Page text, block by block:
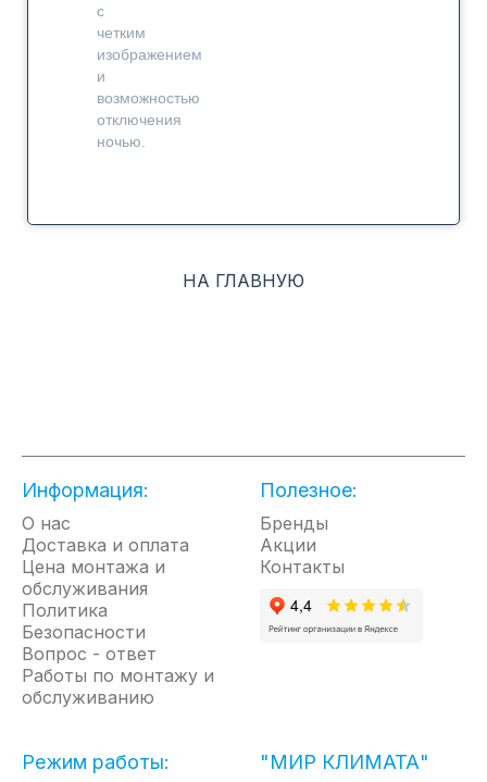
c
четким
изображением
и
возможностью
отключения
ночью.
НА ГЛАВНУЮ
Информация:
О нас
Доставка и оплата
Цена монтажа и
обслуживания
Политика
Безопасности
Вопрос - ответ
Работы по монтажу и
обслуживанию
Полезное:
Бренды
Акции
Контакты
Режим работы: "МИР КЛИМАТА"